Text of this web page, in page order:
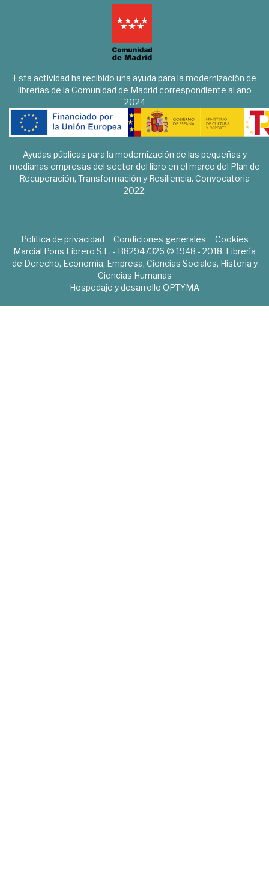
Esta actividad ha recibido una ayuda para la modernización de
librerías de la Comunidad de Madrid correspondiente al año
2024
Ayudas públicas para la modernización de las pequeñas y
medianas empresas del sector del libro en el marco del Plan de
Recuperación, Transformación y Resiliencia. Convocatoria
2022.
Política de privacidad Condiciones generales
Cookies
Marcial Pons Librero S.L. - B82947326 © 1948 - 2018. Librería
de Derecho, Economía, Empresa, Ciencias Sociales, Historia y
Ciencias Humanas
Hospedaje y desarrollo OPTYMA